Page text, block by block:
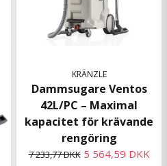
KRÄNZLE
Dammsugare Ventos
42L/PC – Maximal
kapacitet för krävande
rengöring
7 233,77 DKK 5 564,59 DKK